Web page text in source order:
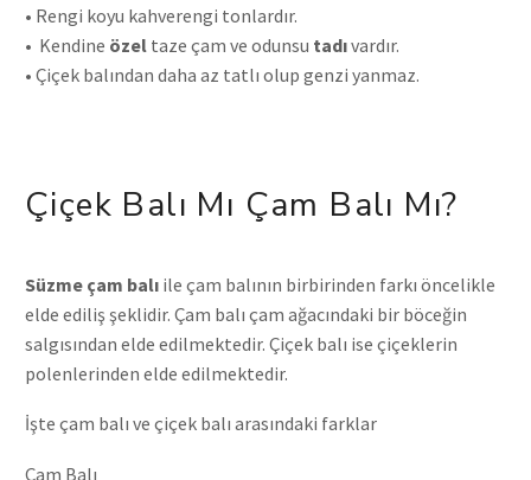
• Rengi koyu kahverengi tonlardır.
• Kendine özel taze çam ve odunsu tadıvardır.
• Çiçek balından daha az tatlı olup genzi yanmaz.
Çiçek Balı Mı Çam Balı Mı?
Süzme çam balı ile çam balının birbirinden farkı öncelikle
elde ediliş şeklidir. Çam balı çam ağacındaki bir böceğin
salgısından elde edilmektedir. Çiçek balı ise çiçeklerin
polenlerinden elde edilmektedir.
İşte çam balı ve çiçek balı arasındaki farklar
Çam Balı